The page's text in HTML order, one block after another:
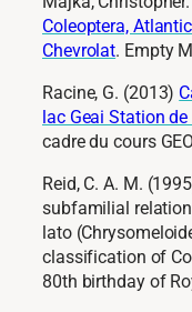
Coleoptera,
Chevrolat. Empty
Racine, G. (2013)
lac Geai Station
cadre du cours
Reid, C. A. M.
subfamilial
lato
classification of
80th birthday of